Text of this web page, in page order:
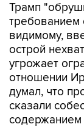
Трамп
требованием
видимому,
острой
угрожает
отношении
думал, что
сказали